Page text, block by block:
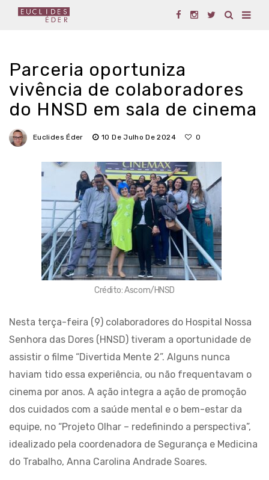
Parceria oportuniza
vivência de colaboradores
do HNSD em sala de cinema
Euclides Éder 10 De Julho De 2024 0
Crédito: Ascom/HNSD
Nesta terça-feira (9) colaboradores do Hospital Nossa
Senhora das Dores (HNSD) tiveram a oportunidade de
assistir o filme “Divertida Mente 2”. Alguns nunca
haviam tido essa experiência, ou não frequentavam o
cinema por anos. A ação integra a ação de promoção
dos cuidados com a saúde mental e o bem-estar da
equipe, no “Projeto Olhar – redefinindo a perspectiva”,
idealizado pela coordenadora de Segurança e Medicina
do Trabalho, Anna Carolina Andrade Soares.